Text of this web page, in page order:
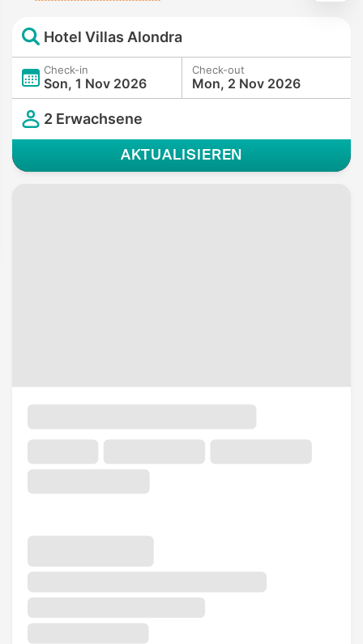
Hotel Villas Alondra
Check-in
Son, 1 Nov 2026
Check-out
Mon, 2 Nov 2026
2 Erwachsene
AKTUALISIEREN